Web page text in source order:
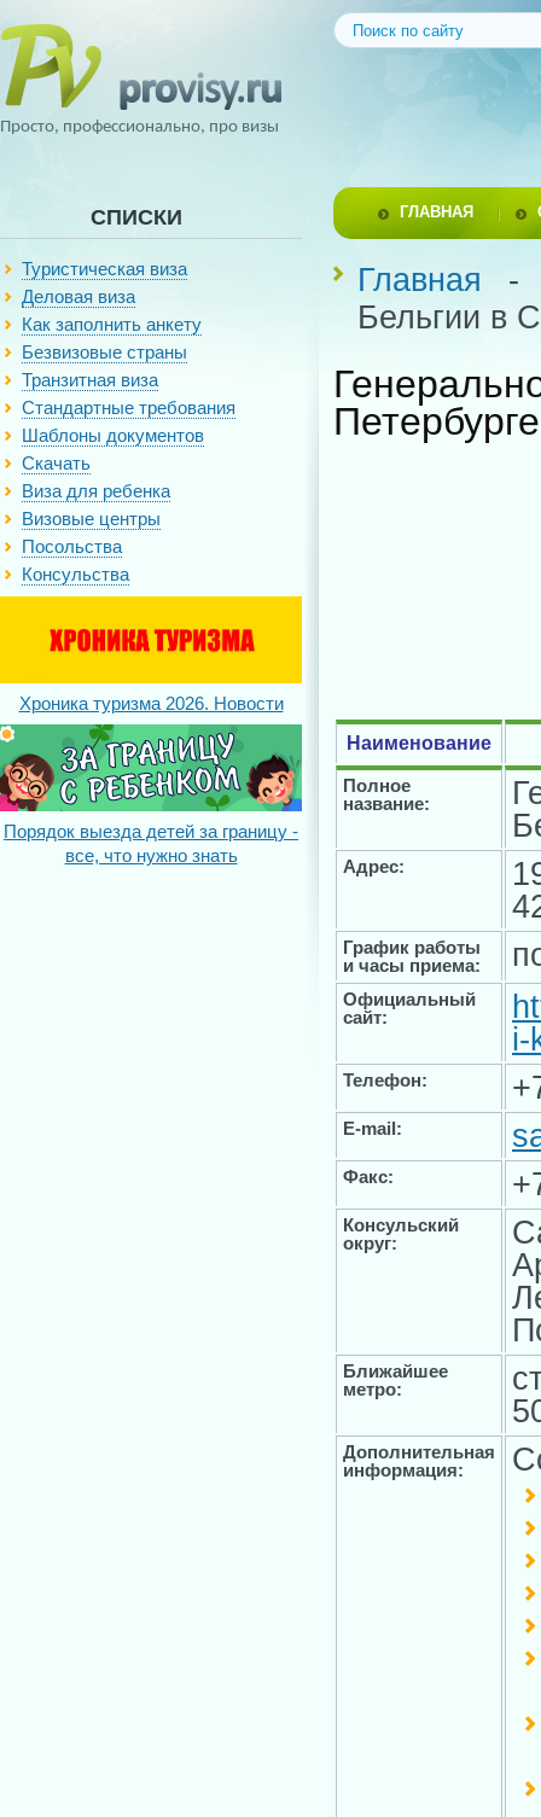
Просто, профессионально, про визы
СПИСКИ
Туристическая виза
Деловая виза
Как заполнить анкету
Безвизовые страны
Транзитная виза
Стандартные требования
Шаблоны документов
Скачать
Виза для ребенка
Визовые центры
Посольства
Консульства
Хроника туризма 2026. Новости
Порядок выезда детей за границу -
все, что нужно знать
ГЛАВНАЯ
Главная
Бельгии в
Петербурге
Наименование
Полное
название:
Адрес:
График работы
и часы приема:
Официальный
сайт:
i-
Телефон:
E-mail:
Факс:
Консульский
округ:
Ближайшее
метро:
Дополнительная
информация: